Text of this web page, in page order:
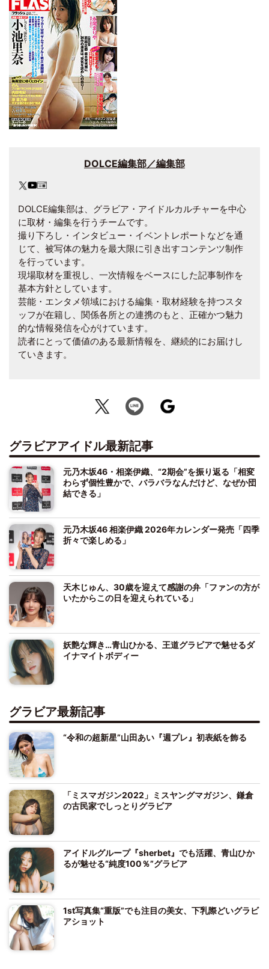
DOLCE編集部／編集部
DOLCE編集部は、グラビア・アイドルカルチャーを中心
に取材・編集を行うチームです。
撮り下ろし・インタビュー・イベントレポートなどを通
じて、被写体の魅力を最大限に引き出すコンテンツ制作
を行っています。
現場取材を重視し、一次情報をベースにした記事制作を
基本方針としています。
芸能・エンタメ領域における編集・取材経験を持つスタ
ッフが在籍し、関係各所との連携のもと、正確かつ魅力
的な情報発信を心がけています。
読者にとって価値のある最新情報を、継続的にお届けし
ていきます。
グラビアアイドル最新記事
元乃木坂46・相楽伊織、“2期会”を振り返る「相変
わらず個性豊かで、バラバラなんだけど、なぜか団
結できる」
元乃木坂46 相楽伊織 2026年カレンダー発売「四季
折々で楽しめる」
天木じゅん、30歳を迎えて感謝の弁「ファンの方が
いたからこの日を迎えられている」
妖艶な輝き…青山ひかる、王道グラビアで魅せるダ
イナマイトボディー
グラビア最新記事
“令和の超新星”山田あい『週プレ』初表紙を飾る
「ミスマガジン2022」ミスヤングマガジン、鎌倉
の古民家でしっとりグラビア
アイドルグループ『sherbet』でも活躍、青山ひか
るが魅せる“純度100％”グラビア
1st写真集“重版”でも注目の美女、下乳際どいグラビ
アショット